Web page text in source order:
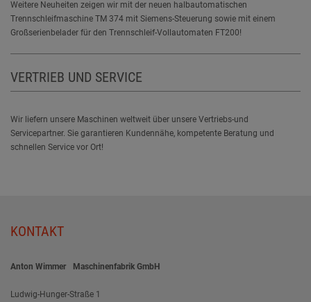
Weitere Neuheiten zeigen wir mit der neuen halbautomatischen
Trennschleifmaschine TM 374 mit Siemens-Steuerung sowie mit einem
Großserienbelader für den Trennschleif-Vollautomaten FT200!
VERTRIEB UND SERVICE
Wir liefern unsere Maschinen weltweit über unsere Vertriebs-und
Servicepartner. Sie garantieren Kundennähe, kompetente Beratung und
schnellen Service vor Ort!
KONTAKT
Anton Wimmer Maschinenfabrik GmbH
Ludwig-Hunger-Straße 1